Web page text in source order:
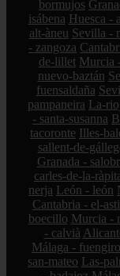
bormujos
isábena Huesca -
alt-àneu Sevilla -
- zangoza
de-lillet Murcia
nuevo-baztán
fuensaldaña
pampaneira La-
- santa-susanna
tacoronte Illes-
sallent-de-
Granada -
carles-de-la-
nerja León - león
Cantabria - el-
boecillo Murcia -
- calvià
Málaga -
san-mateo Las-